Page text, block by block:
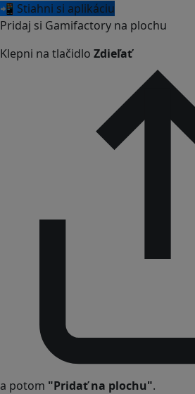
📲 Stiahni si aplikáciu
Pridaj si Gamifactory na plochu
Klepni na tlačidlo Zdieľať
a potom "Pridať na plochu".